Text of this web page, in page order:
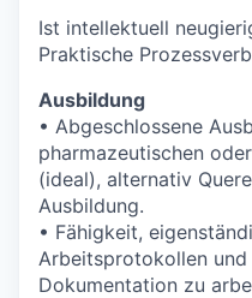
Ist intellektuell
Praktische
Ausbildung
• Abgeschlossene
pharmazeutischen
(ideal), alternativ
Ausbildung.
• Fähigkeit,
Arbeitsprotokollen
Dokumentation zu